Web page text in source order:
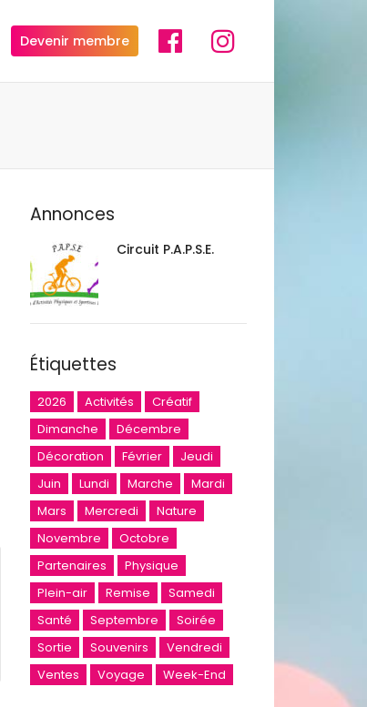
Devenir membre
Annonces
Circuit P.A.P.S.E.
Étiquettes
2026 Activités
Créatif
Dimanche
Décembre
Décoration
Février
Jeudi
Juin
Lundi Marche
Mardi
Mars
Mercredi
Nature
Novembre
Octobre
Partenaires
Physique
Plein-air
Remise
Samedi
Santé
Septembre
Soirée
Sortie
Souvenirs
Vendredi
Ventes
Voyage Week-End